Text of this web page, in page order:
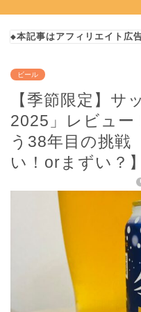
◆本記事はアフィリエイト広
ビール
【季節限定】サ
2025」レビュー
う38年目の挑戦
い！orまずい？】